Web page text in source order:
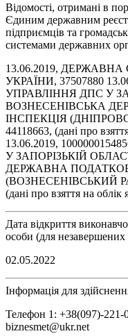
Відомості, отримані в
Єдиним державним
підприємців та
системами державних
13.06.2019,
УКРАЇНИ, 37507880
УПРАВЛІННЯ ДПС У
ВОЗНЕСЕНІВСЬКА
ІНСПЕКЦІЯ
44118663, (дані про
13.06.2019,
У ЗАПОРІЗЬКІЙ
ДЕРЖАВНА
(ВОЗНЕСЕНІВСЬКИЙ
(дані про взяття на
Дата відкриття
особи (для
02.05.2022
Інформація для
Телефон 1: +38(097)-221-
biznesmet@ukr.net